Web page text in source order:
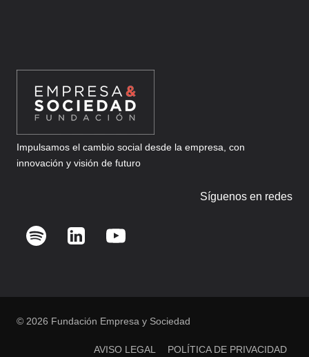
Impulsamos el cambio social desde la empresa, con
innovación y visión de futuro
Síguenos en redes
© 2026 Fundación Empresa y Sociedad
AVISO LEGAL POLÍTICA DE PRIVACIDAD